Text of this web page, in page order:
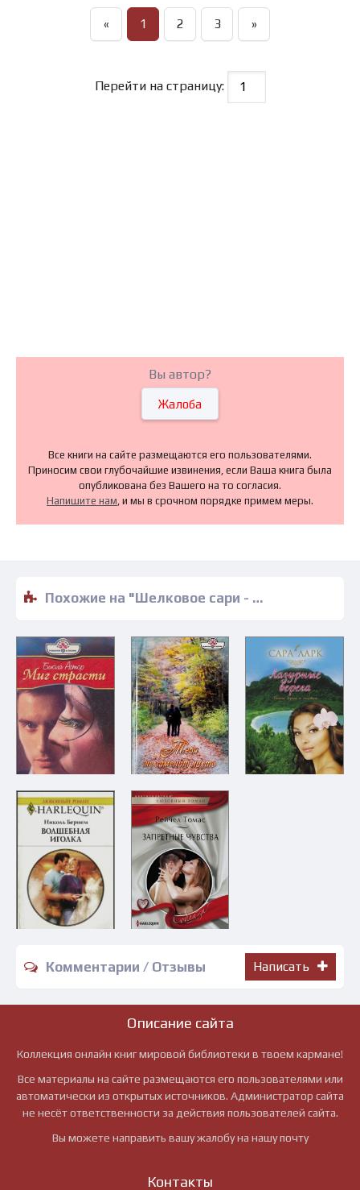
« 1 2 3 »
Перейти на страницу:
Вы автор?
Жалоба
Все книги на сайте размещаются его пользователями.
Приносим свои глубочайшие извинения, если Ваша книга была
опубликована без Вашего на то согласия.
Напишите нам , и мы в срочном порядке примем меры.
Похожие на "Шелковое сари - Барбара Картленд" книги читать бесплатно полные версии
Комментарии / Отзывы Написать
Описание сайта
Коллекция онлайн книг мировой библиотеки в твоем кармане!
Все материалы на сайте размещаются его пользователями или
автоматически из открытых источников. Администратор сайта
не несёт ответственности за действия пользователей сайта.
Вы можете направить вашу жалобу на нашу почту
Контакты